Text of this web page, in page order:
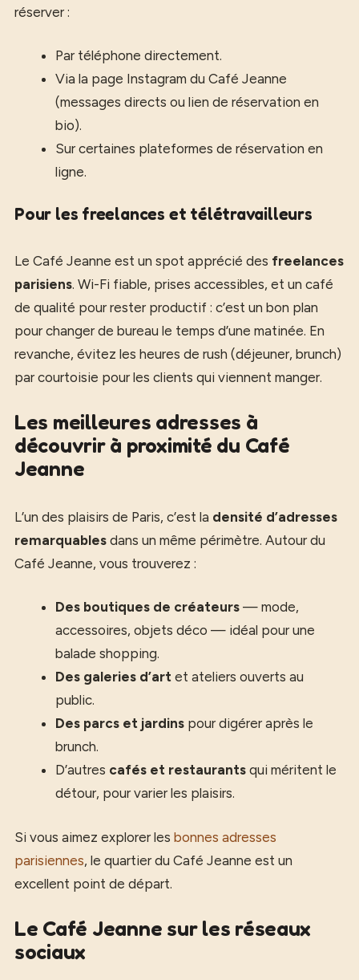
réserver :
Par téléphone directement.
Via la page Instagram du Café Jeanne
(messages directs ou lien de réservation en
bio).
Sur certaines plateformes de réservation en
ligne.
Pour les freelances et télétravailleurs
Le Café Jeanne est un spot apprécié des freelances
parisiens. Wi-Fi fiable, prises accessibles, et un café
de qualité pour rester productif : c’est un bon plan
pour changer de bureau le temps d’une matinée. En
revanche, évitez les heures de rush (déjeuner, brunch)
par courtoisie pour les clients qui viennent manger.
Les meilleures adresses à
découvrir à proximité du Café
Jeanne
L’un des plaisirs de Paris, c’est la densité d’adresses
remarquables dans un même périmètre. Autour du
Café Jeanne, vous trouverez :
Des boutiques de créateurs — mode,
accessoires, objets déco — idéal pour une
balade shopping.
Des galeries d’art et ateliers ouverts au
public.
Des parcs et jardins pour digérer après le
brunch.
D’autres cafés et restaurants qui méritent le
détour, pour varier les plaisirs.
Si vous aimez explorer les bonnes adresses
parisiennes, le quartier du Café Jeanne est un
excellent point de départ.
Le Café Jeanne sur les réseaux
sociaux